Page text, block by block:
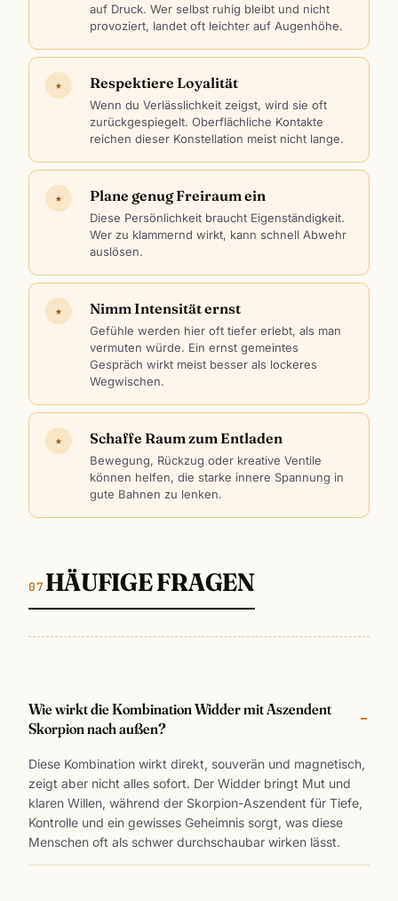
auf Druck. Wer selbst ruhig bleibt und nicht
provoziert, landet oft leichter auf Augenhöhe.
★ Respektiere Loyalität
Wenn du Verlässlichkeit zeigst, wird sie oft
zurückgespiegelt. Oberflächliche Kontakte
reichen dieser Konstellation meist nicht lange.
★ Plane genug Freiraum ein
Diese Persönlichkeit braucht Eigenständigkeit.
Wer zu klammernd wirkt, kann schnell Abwehr
auslösen.
★ Nimm Intensität ernst
Gefühle werden hier oft tiefer erlebt, als man
vermuten würde. Ein ernst gemeintes
Gespräch wirkt meist besser als lockeres
Wegwischen.
★ Schaffe Raum zum Entladen
Bewegung, Rückzug oder kreative Ventile
können helfen, die starke innere Spannung in
gute Bahnen zu lenken.
HÄUFIGE FRAGEN
Wie wirkt die Kombination Widder mit Aszendent
Skorpion nach außen?
Diese Kombination wirkt direkt, souverän und magnetisch,
zeigt aber nicht alles sofort. Der Widder bringt Mut und
klaren Willen, während der Skorpion-Aszendent für Tiefe,
Kontrolle und ein gewisses Geheimnis sorgt, was diese
Menschen oft als schwer durchschaubar wirken lässt.